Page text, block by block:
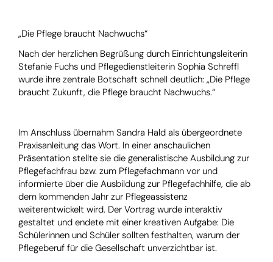
„Die Pflege braucht Nachwuchs“
Nach der herzlichen Begrüßung durch Einrichtungsleiterin
Stefanie Fuchs und Pflegedienstleiterin Sophia Schreffl
wurde ihre zentrale Botschaft schnell deutlich: „Die Pflege
braucht Zukunft, die Pflege braucht Nachwuchs.“
Im Anschluss übernahm Sandra Hald als übergeordnete
Praxisanleitung das Wort. In einer anschaulichen
Präsentation stellte sie die generalistische Ausbildung zur
Pflegefachfrau bzw. zum Pflegefachmann vor und
informierte über die Ausbildung zur Pflegefachhilfe, die ab
dem kommenden Jahr zur Pflegeassistenz
weiterentwickelt wird. Der Vortrag wurde interaktiv
gestaltet und endete mit einer kreativen Aufgabe: Die
Schülerinnen und Schüler sollten festhalten, warum der
Pflegeberuf für die Gesellschaft unverzichtbar ist.